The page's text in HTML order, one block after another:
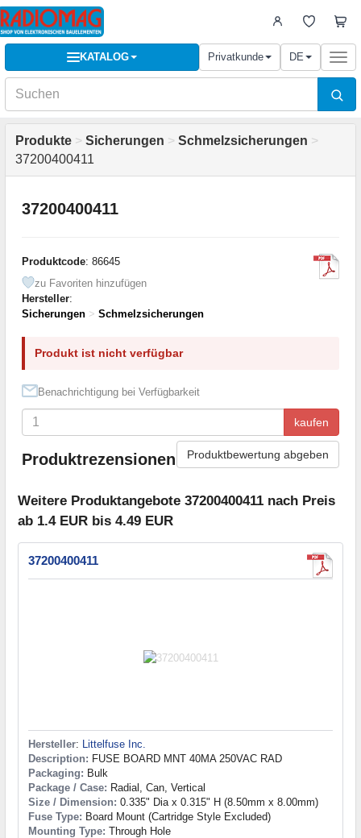
KATALOG Privatkunde DE
Produkte > Sicherungen > Schmelzsicherungen >
37200400411
37200400411
Produktcode: 86645
zu Favoriten hinzufügen
Hersteller:
Sicherungen > Schmelzsicherungen
Produkt ist nicht verfügbar
Benachrichtigung bei Verfügbarkeit
kaufen
Produktrezensionen Produktbewertung abgeben
Weitere Produktangebote 37200400411 nach Preis
ab 1.4 EUR bis 4.49 EUR
37200400411
Hersteller: Littelfuse Inc.
Description: FUSE BOARD MNT 40MA 250VAC RAD
Packaging: Bulk
Package / Case: Radial, Can, Vertical
Size / Dimension: 0.335" Dia x 0.315" H (8.50mm x 8.00mm)
Fuse Type: Board Mount (Cartridge Style Excluded)
Mounting Type: Through Hole